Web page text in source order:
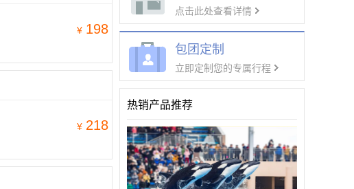
¥ 198
¥ 218
点击此处查看详情
包团定制
立即定制您的专属行程
热销产品推荐